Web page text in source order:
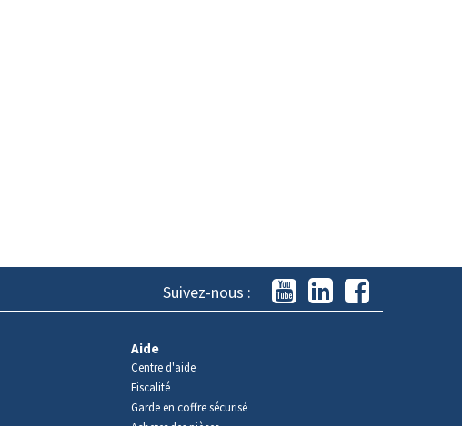
Suivez-nous :
Aide
Centre d'aide
Fiscalité
Garde en coffre sécurisé